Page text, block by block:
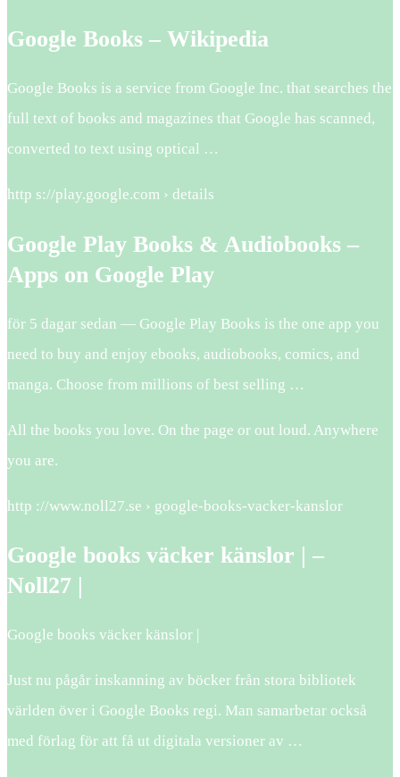
Google Books – Wikipedia
Google Books is a service from Google Inc. that searches the
full text of books and magazines that Google has scanned,
converted to text using optical …
http s://play.google.com › details
Google Play Books & Audiobooks –
Apps on Google Play
för 5 dagar sedan — Google Play Books is the one app you
need to buy and enjoy ebooks, audiobooks, comics, and
manga. Choose from millions of best selling …
All the books you love. On the page or out loud. Anywhere
you are.
http ://www.noll27.se › google-books-vacker-kanslor
Google books väcker känslor | –
Noll27 |
Google books väcker känslor |
Just nu pågår inskanning av böcker från stora bibliotek
världen över i Google Books regi. Man samarbetar också
med förlag för att få ut digitala versioner av …